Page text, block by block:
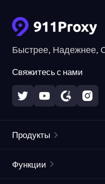
Быстрее, Надежнее,
Свяжитесь с нами
Продукты
Функции